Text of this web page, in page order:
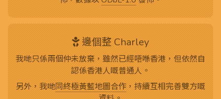
邊個整 Charley
我哋只係兩個仲未放棄，雖然已經唔喺香港，但依然自
認係香港人嘅普通人。
另外，我哋同終極黃藍地圖合作，持續互相完善雙方嘅